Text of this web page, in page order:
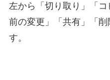
左から「切り取り」「
前の変更」「共有」「
す。